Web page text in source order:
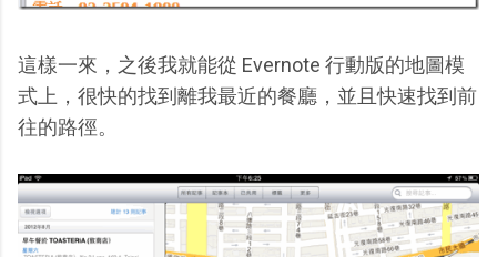
這樣一來，之後我就能從 Evernote 行動版的地圖模
式上，很快的找到離我最近的餐廳，並且快速找到前
往的路徑。